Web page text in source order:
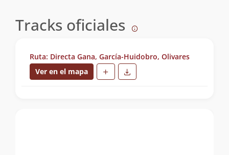
Tracks oficiales
Ruta: Directa Gana, García-Huidobro, Olivares
Ver en el mapa